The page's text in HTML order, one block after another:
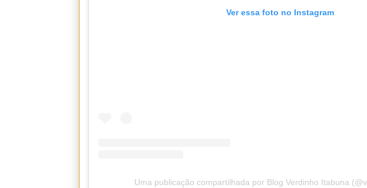
Ver essa foto no Instagram
Uma publicação compartilhada por Blog Verdinho Itabuna